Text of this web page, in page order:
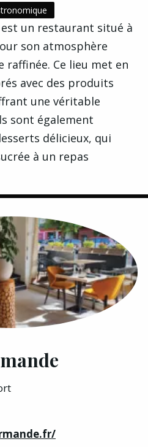
est un restaurant situé à
son atmosphère
raffinée. Ce lieu met en
avec des produits
une véritable
sont également
délicieux, qui
à un repas